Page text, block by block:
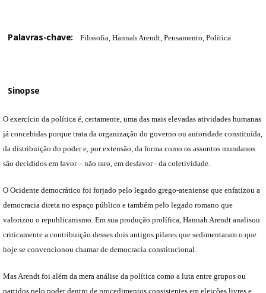
Palavras-chave: Filosofia, Hannah Arendt, Pensamento, Política
Sinopse
O exercício da política é, certamente, uma das mais elevadas atividades humanas
já concebidas porque trata da organização do governo ou autoridade constituída,
da distribuição do poder e, por extensão, da forma como os assuntos mundanos
são decididos em favor – não raro, em desfavor - da coletividade.
O Ocidente democrático foi forjado pelo legado grego-ateniense que enfatizou a
democracia direta no espaço público e também pelo legado romano que
valorizou o republicanismo. Em sua produção prolífica, Hannah Arendt analisou
criticamente a contribuição desses dois antigos pilares que sedimentaram o que
hoje se convencionou chamar de democracia constitucional.
Mas Arendt foi além da mera análise da política como a luta entre grupos ou
partidos pelo poder dentro de procedimentos consistentes em eleições livres e